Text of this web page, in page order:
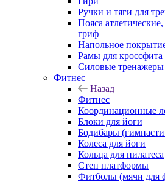
Ручки и тяги для
Пояса
гриф
Напольное
Рамы для кроссфита
Силовые тренажеры
Фитнес
Назад
Фитнес
Координационные
Блоки для йоги
Бодибары
Колеса для йоги
Кольца для пилатеса
Степ платформы
Фитболы (мячи для